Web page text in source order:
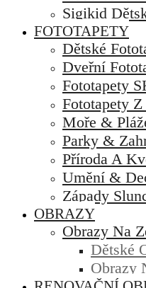
Sigikid
FOTOTAPETY
Dětské
Dveřní
Fototapety
Fototapety Z
Moře &
Parky &
Příroda A
Umění &
Západy
OBRAZY
Obrazy Na
Dětské
Obrazy